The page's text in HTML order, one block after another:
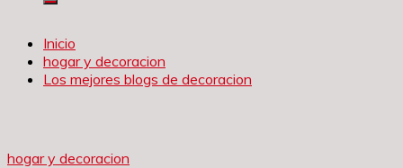
Inicio
hogar y decoracion
Los mejores blogs de decoracion
hogar y decoracion